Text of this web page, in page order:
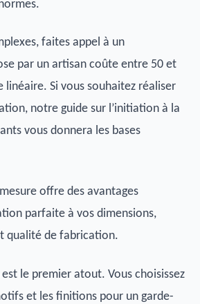
faites appel à un
par un artisan coûte entre 50 et
linéaire. Si vous souhaitez réaliser
notre guide sur l’initiation à la
vous donnera les bases
offre des avantages
parfaite à vos dimensions,
qualité de fabrication.
le premier atout. Vous choisissez
et les finitions pour un garde-